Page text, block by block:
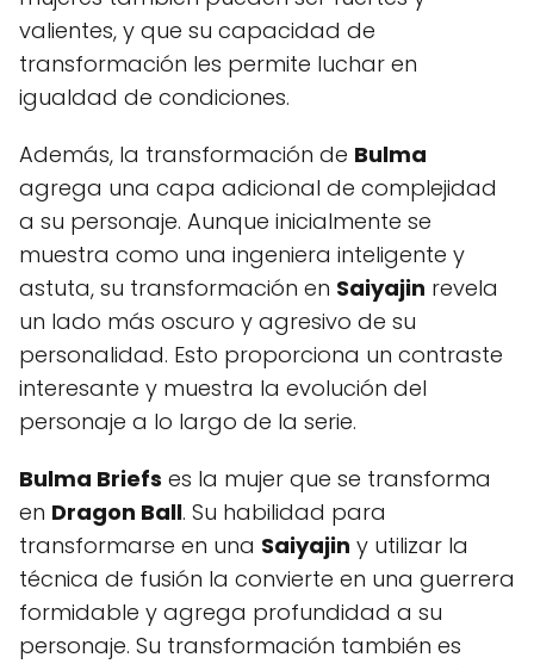
valientes, y que su capacidad de
transformación les permite luchar en
igualdad de condiciones.
Además, la transformación de Bulma
agrega una capa adicional de complejidad
a su personaje. Aunque inicialmente se
muestra como una ingeniera inteligente y
astuta, su transformación en Saiyajin revela
un lado más oscuro y agresivo de su
personalidad. Esto proporciona un contraste
interesante y muestra la evolución del
personaje a lo largo de la serie.
Bulma Briefs es la mujer que se transforma
en Dragon Ball. Su habilidad para
transformarse en una Saiyajin y utilizar la
técnica de fusión la convierte en una guerrera
formidable y agrega profundidad a su
personaje. Su transformación también es